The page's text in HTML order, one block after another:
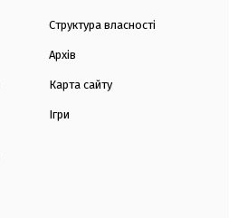
Структура власності
Архів
Карта сайту
Ігри